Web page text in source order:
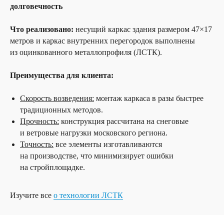
долговечность
Что реализовано: несущий каркас здания размером 47×17
метров и каркас внутренних перегородок выполнены
из оцинкованного металлопрофиля (ЛСТК).
Преимущества для клиента:
Скорость возведения: монтаж каркаса в разы быстрее
традиционных методов.
Прочность: конструкция рассчитана на снеговые
и ветровые нагрузки московского региона.
Точность: все элементы изготавливаются
на производстве, что минимизирует ошибки
на стройплощадке.
Изучите все о технологии ЛСТК